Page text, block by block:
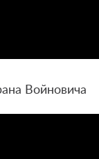
Войновича